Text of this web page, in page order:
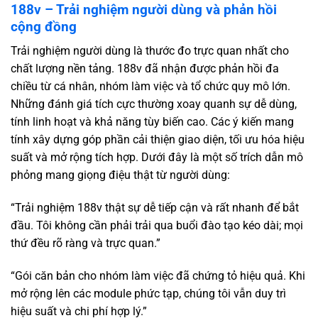
188v – Trải nghiệm người dùng và phản hồi
cộng đồng
Trải nghiệm người dùng là thước đo trực quan nhất cho
chất lượng nền tảng. 188v đã nhận được phản hồi đa
chiều từ cá nhân, nhóm làm việc và tổ chức quy mô lớn.
Những đánh giá tích cực thường xoay quanh sự dễ dùng,
tính linh hoạt và khả năng tùy biến cao. Các ý kiến mang
tính xây dựng góp phần cải thiện giao diện, tối ưu hóa hiệu
suất và mở rộng tích hợp. Dưới đây là một số trích dẫn mô
phỏng mang giọng điệu thật từ người dùng:
“Trải nghiệm 188v thật sự dễ tiếp cận và rất nhanh để bắt
đầu. Tôi không cần phải trải qua buổi đào tạo kéo dài; mọi
thứ đều rõ ràng và trực quan.”
“Gói căn bản cho nhóm làm việc đã chứng tỏ hiệu quả. Khi
mở rộng lên các module phức tạp, chúng tôi vẫn duy trì
hiệu suất và chi phí hợp lý.”